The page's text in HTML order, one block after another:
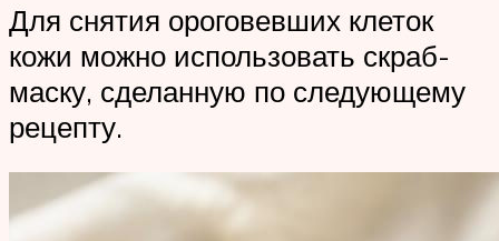
Для снятия ороговевших клеток
кожи можно использовать скраб-
маску, сделанную по следующему
рецепту.